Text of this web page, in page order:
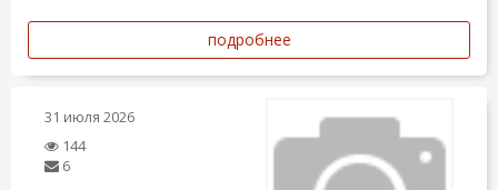
подробнее
31 июля 2026
144
6